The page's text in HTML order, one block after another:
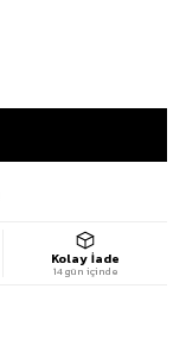
Kolay İade
14 gün içinde